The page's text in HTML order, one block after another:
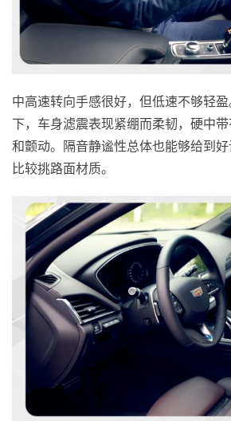
中高速转向手感很好，但低速不够轻
下，车身滤震表现紧绷而柔韧，硬中
和颤动。隔音静谧性总体也能够给到
比较挑路面材质。